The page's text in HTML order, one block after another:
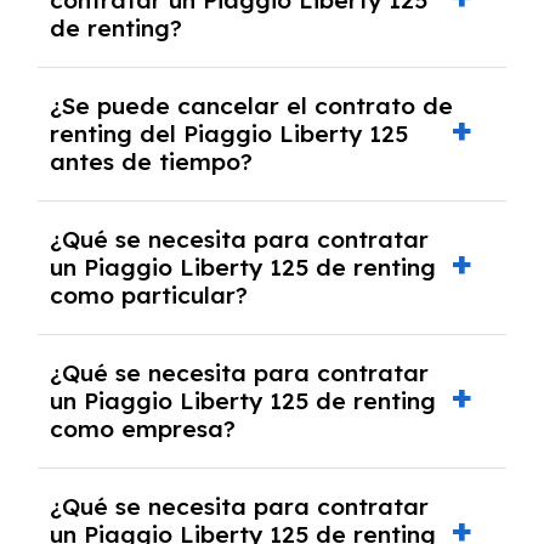
franquicia incluido dentro de las cuotas
mensuales.
de renting?
tendrás que pagar ningún tipo de entrada
salvo en casos que lo exija el proveedor
debido al resultado del estudio de viabilidad
económica.
¿Se puede cancelar el contrato de
renting del Piaggio Liberty 125
antes de tiempo?
pero puede haber penalizaciones por
cancelación anticipada. Es importante revisar
las condiciones del contrato y hablar con un
experto que te asesore.
¿Qué se necesita para contratar
un Piaggio Liberty 125 de renting
como particular?
y, en algunos casos, una consulta de solvencia
crediticia y un pago inicial.
¿Qué se necesita para contratar
un Piaggio Liberty 125 de renting
como empresa?
documentación financiera y, en algunos
¿Qué se necesita para contratar
un Piaggio Liberty 125 de renting